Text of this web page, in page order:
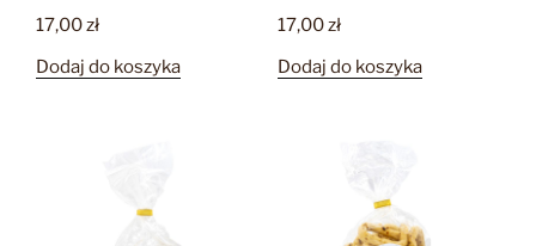
17,00zł
Dodaj do koszyka
17,00zł
Dodaj do koszyka